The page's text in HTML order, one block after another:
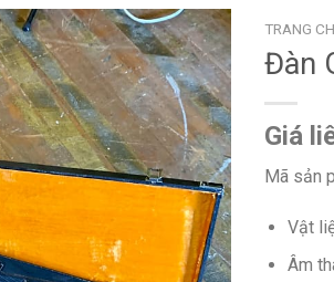
TRANG
Đàn
Giá
Mã sản
Vật
Âm